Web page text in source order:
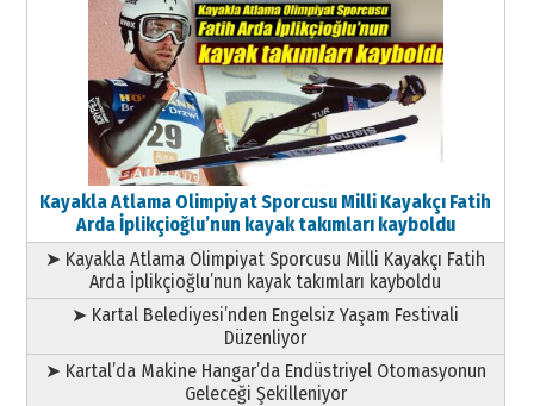
Kayakla Atlama Olimpiyat Sporcusu Milli Kayakçı Fatih
Arda İplikçioğlu’nun kayak takımları kayboldu
➤ Kayakla Atlama Olimpiyat Sporcusu Milli Kayakçı Fatih
Arda İplikçioğlu’nun kayak takımları kayboldu
➤ Kartal Belediyesi’nden Engelsiz Yaşam Festivali
Düzenliyor
➤ Kartal’da Makine Hangar’da Endüstriyel Otomasyonun
Geleceği Şekilleniyor